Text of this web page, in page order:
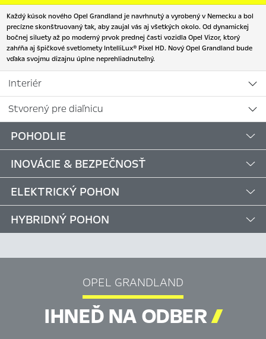
Každý kúsok nového Opel Grandland je navrhnutý a vyrobený v Nemecku a bol
precízne skonštruovaný tak, aby zaujal vás aj všetkých okolo. Od dynamickej
bočnej siluety až po moderný prvok prednej časti vozidla Opel Vizor, ktorý
zahŕňa aj špičkové svetlomety IntelliLux® Pixel HD. Nový Opel Grandland bude
vďaka svojmu dizajnu úplne neprehliadnuteľný.
Interiér
Stvorený pre diaľnicu
POHODLIE
INOVÁCIE & BEZPEČNOSŤ
ELEKTRICKÝ POHON
HYBRIDNÝ POHON
OPEL GRANDLAND
IHNEĎ NA ODBER